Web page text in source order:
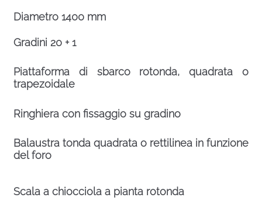
Diametro 1400 mm
Gradini 20 + 1
Piattaforma di sbarco rotonda, quadrata o
trapezoidale
Ringhiera con fissaggio su gradino
Balaustra tonda quadrata o rettilinea in funzione
del foro
Scala a chiocciola a pianta rotonda